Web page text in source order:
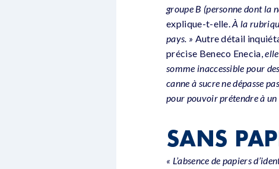
groupe B (personne dont la
explique-t-elle.À la
pays. » Autre détail
précise Beneco Enecia,
somme inaccessible pour
canne à sucre ne dépasse
pour pouvoir prétendre à
SANS
« L’absence de papiers